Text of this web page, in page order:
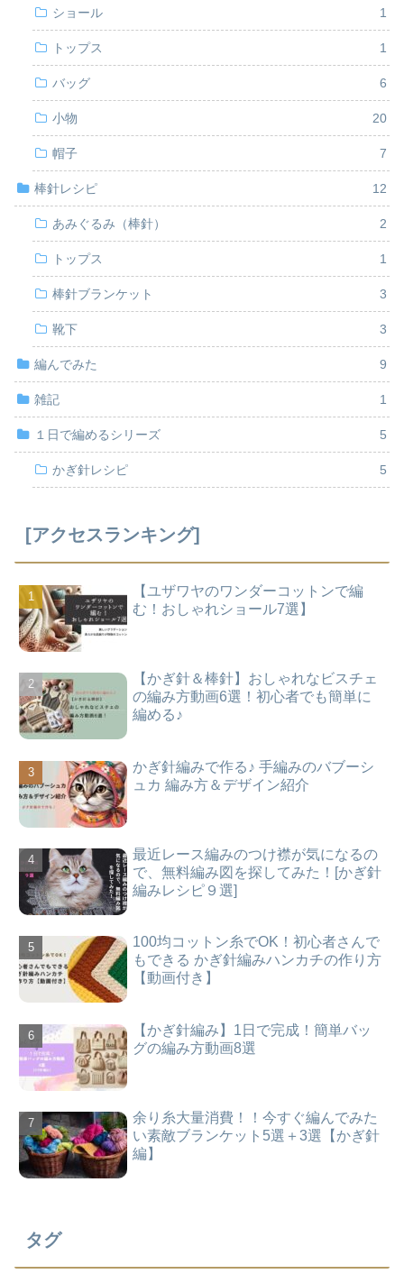
ショール 1
トップス 1
バッグ 6
小物 20
帽子 7
棒針レシピ 12
あみぐるみ（棒針） 2
トップス 1
棒針ブランケット 3
靴下 3
編んでみた 9
雑記 1
１日で編めるシリーズ 5
かぎ針レシピ 5
[アクセスランキング]
【ユザワヤのワンダーコットンで編
む！おしゃれショール7選】
【かぎ針＆棒針】おしゃれなビスチェ
の編み方動画6選！初心者でも簡単に
編める♪
かぎ針編みで作る♪ 手編みのバブーシ
ュカ 編み方＆デザイン紹介
最近レース編みのつけ襟が気になるの
で、無料編み図を探してみた！[かぎ針
編みレシピ９選]
100均コットン糸でOK！初心者さんで
もできる かぎ針編みハンカチの作り方
【動画付き】
【かぎ針編み】1日で完成！簡単バッ
グの編み方動画8選
余り糸大量消費！！今すぐ編んでみた
い素敵ブランケット5選＋3選【かぎ針
編】
タグ